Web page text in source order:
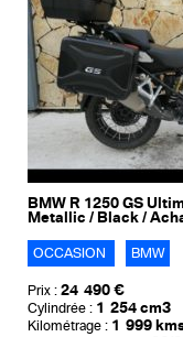
BMW R 1250 GS
Metallic / Black /
OCCASION BMW
Prix : 24 490 €
Cylindrée : 1 254 cm3
Kilométrage : 1 999